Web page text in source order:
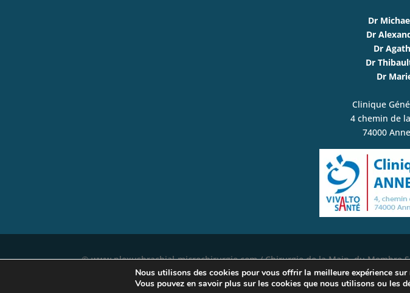
Dr
Dr
Dr
Dr
Dr
Clinique
4 chemin de
74000
© www.plexusbrachial-microchirurgie.com / Chirurgie de la Main, du Membre
Mentions légalesNous utilisons des cookies pour vous offrir la meilleure expérience sur
Vous pouvez en savoir plus sur les cookies que nous utilisons ou les